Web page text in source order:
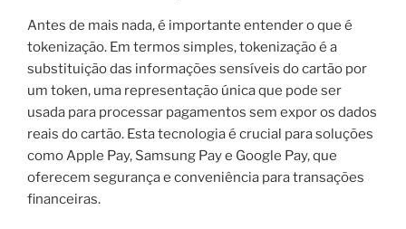
Antes de mais nada, é importante entender o que é
tokenização. Em termos simples, tokenização é a
substituição das informações sensíveis do cartão por
um token, uma representação única que pode ser
usada para processar pagamentos sem expor os dados
reais do cartão. Esta tecnologia é crucial para soluções
como Apple Pay, Samsung Pay e Google Pay, que
oferecem segurança e conveniência para transações
financeiras.